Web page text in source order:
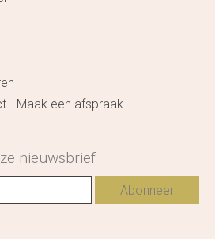
- Maak een afspraak
nieuwsbrief
Abonneer